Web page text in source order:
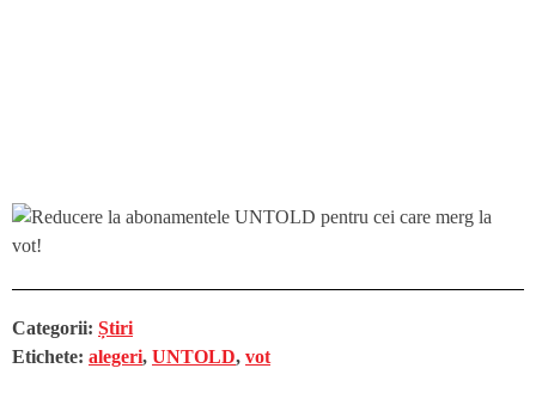
Categorii: Știri
Etichete: alegeri, UNTOLD, vot